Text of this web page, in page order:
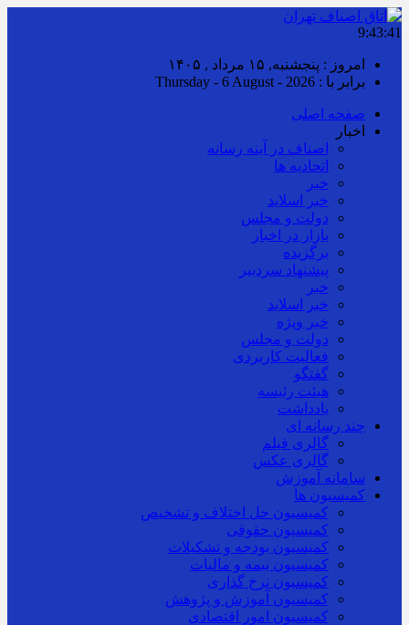
9:43:41
امروز : پنجشنبه, ۱۵ مرداد , ۱۴۰۵
برابر با : Thursday - 6 August - 2026
صفحه اصلی
اخبار
اصناف در آینه رسانه
اتحادیه ها
خبر
خبر اسلايد
دولت و مجلس
بازار در اخبار
برگزیده
پیشنهاد سردبیر
خبر
خبر اسلايد
خبر ویژه
دولت و مجلس
فعالیت کاربردی
گفتگو
هیئت رئیسه
یادداشت
چند رسانه ای
گالری فیلم
گالری عکس
سامانه آموزش
کمیسیون ها
کمیسیون حل اختلاف و تشخیص
کمیسیون حقوقی
کمیسیون بودجه و تشکیلات
کمیسیون بیمه و مالیات
کمیسیون نرخ گذاری
کمیسیون آموزش و پژوهش
کمیسیون امور اقتصادی